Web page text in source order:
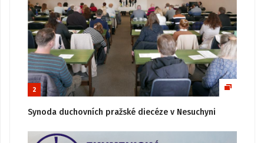
2
Synoda duchovních pražské diecéze v Nesuchyni